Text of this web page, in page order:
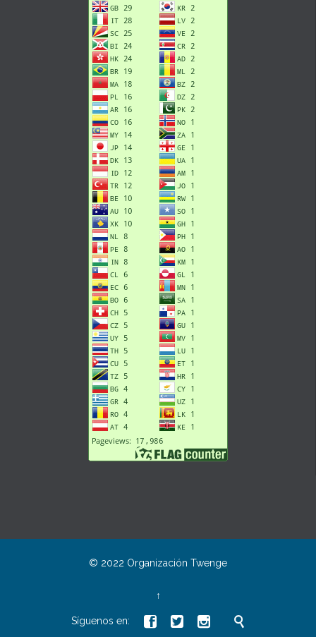
© 2022 Organización Twenge
↑
Síguenos en:    